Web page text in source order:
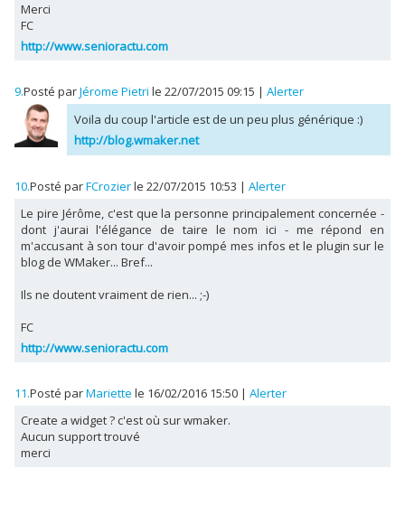
Merci
FC
http://www.senioractu.com
9.Posté parJérome Pietri le 22/07/2015 09:15 | Alerter
Voila du coup l'article est de un peu plus générique :)
http://blog.wmaker.net
10.Posté parFCrozierle 22/07/2015 10:53 | Alerter
Le pire Jérôme, c'est que la personne principalement concernée -
dont j'aurai l'élégance de taire le nom ici - me répond en
m'accusant à son tour d'avoir pompé mes infos et le plugin sur le
blog de WMaker... Bref...
Ils ne doutent vraiment de rien... ;-)
FC
http://www.senioractu.com
11.Posté parMariette le 16/02/2016 15:50 | Alerter
Create a widget ? c'est où sur wmaker.
Aucun support trouvé
merci